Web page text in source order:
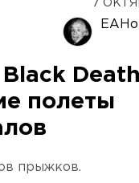
7
Black
полеты
прыжков.